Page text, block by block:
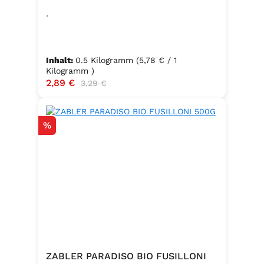
.
Inhalt: 0.5 Kilogramm (5,78 € / 1
Kilogramm )
Verkaufspreis:
2,89 € Regulärer Preis:
3,29 €
Rabatt
%
ZABLER PARADISO BIO FUSILLONI